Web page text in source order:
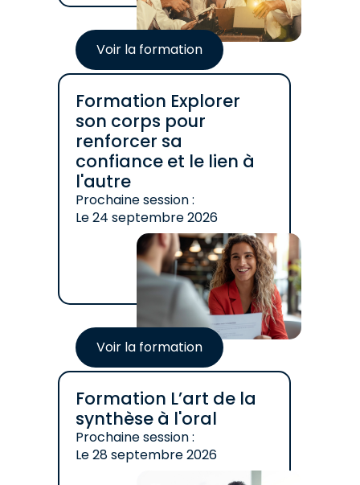
Voir la formation
Formation Explorer
son corps pour
renforcer sa
confiance et le lien à
l'autre
Prochaine session :
Le24 septembre 2026
Voir la formation
Formation L’art de la
synthèse à l'oral
Prochaine session :
Le28 septembre 2026